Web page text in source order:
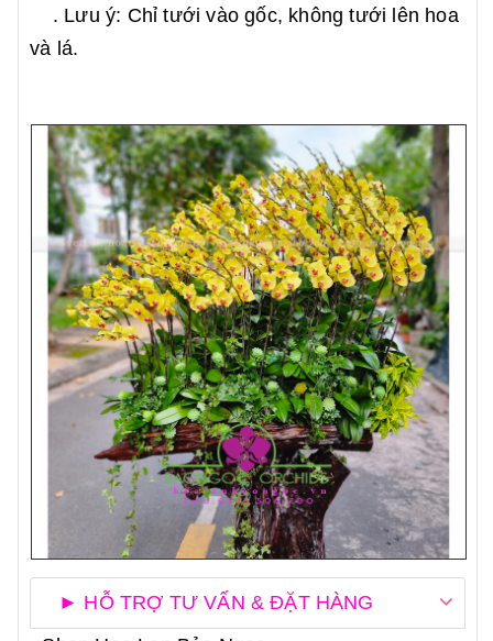
. Lưu ý: Chỉ tưới vào gốc, không tưới lên hoa
và lá.
► HỖ TRỢ TƯ VẤN & ĐẶT HÀNG